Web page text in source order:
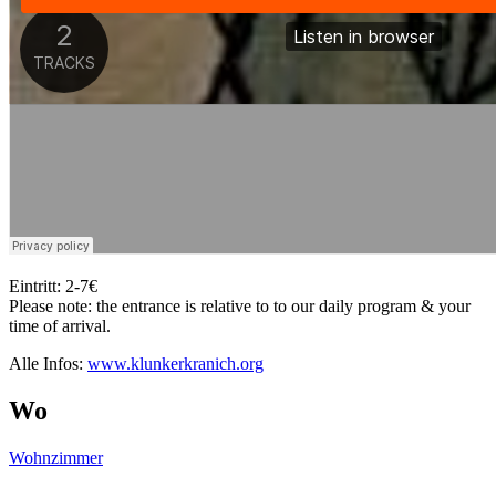
Eintritt: 2-7€
Please note: the entrance is relative to to our daily program & your
time of arrival.
Alle Infos: www.klunkerkranich.org
Wo
Wohnzimmer